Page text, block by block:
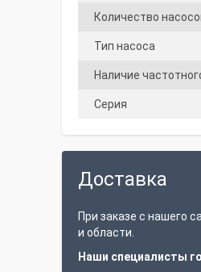
Количество
Тип насоса
Наличие
Серия
Доставка
При заказе с нашего
и области.
Наши специалисты